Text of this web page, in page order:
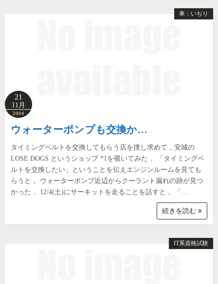
車：いぢり
21
11月
2004
ウォーターポンプも交換か…
タイミングベルトを交換してもらう店を捜し求めて，安城の
LOSE DOGS というショップ *1を覗いてみた． 「タイミングベ
ルトを交換したい」ということを伝えエンジンルームを見ても
らうと， ウォーターポンプ近辺からクーラント漏れの跡が見つ
かった． 12/4(土)にサーキットを走ることを話すと， 「…
続きを読む
IT系資格試験